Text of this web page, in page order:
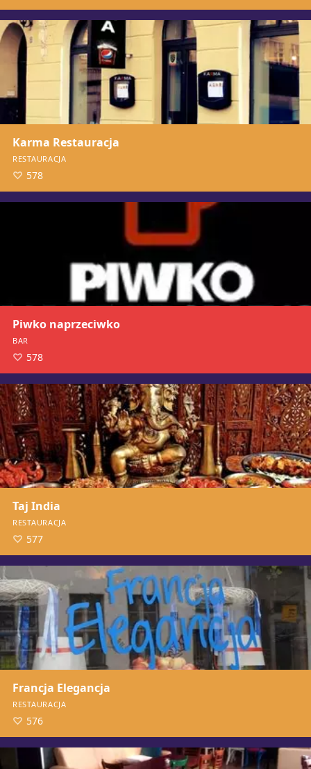
Karma Restauracja
RESTAURACJA
578
Piwko naprzeciwko
BAR
578
Taj India
RESTAURACJA
577
Francja Elegancja
RESTAURACJA
576